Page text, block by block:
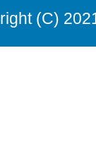
(C)